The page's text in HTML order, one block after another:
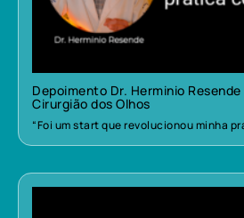
Depoimento Dr. Herminio
Cirurgião dos Olhos
“Foi um start que revolucionou minha